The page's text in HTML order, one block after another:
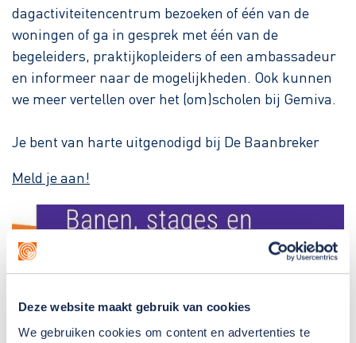
Deze website maakt gebruik van cookies
We gebruiken cookies om content en advertenties te
dagactiviteitencentrum bezoeken of één van de
woningen of ga in gesprek met één van de
begeleiders, praktijkopleiders of een ambassadeur
en informeer naar de mogelijkheden. Ook kunnen
we meer vertellen over het (om)scholen bij Gemiva.
Je bent van harte uitgenodigd bij De Baanbreker
Meld je aan!